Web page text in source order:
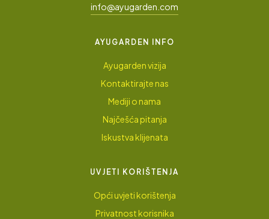
info@ayugarden.com
AYUGARDEN INFO
Ayugarden vizija
Kontaktirajte nas
Mediji o nama
Najčešća pitanja
Iskustva klijenata
UVJETI KORIŠTENJA
Opći uvjeti korištenja
Privatnost korisnika